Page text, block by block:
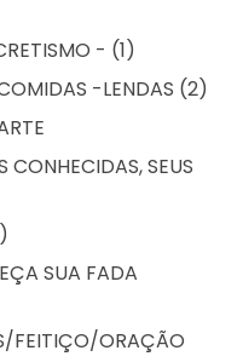
- (1)
-LENDAS (2)
SEUS
SUA FADA
FEITIÇO/ORAÇÃO